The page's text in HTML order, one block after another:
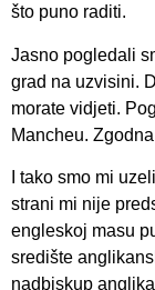
što puno raditi.
Jasno pogledali
grad na uzvisini.
morate vidjeti.
Mancheu.
I tako smo mi
strani mi nije
engleskoj masu
središte
nadbiskup